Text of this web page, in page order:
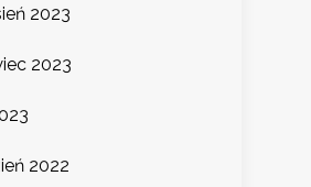
2023
2023
2022